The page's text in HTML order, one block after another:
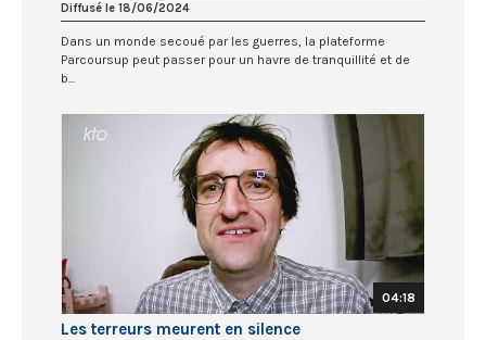
Diffusé le 18/06/2024
Dans un monde secoué par les guerres, la plateforme
Parcoursup peut passer pour un havre de tranquillité et de
b...
04:18
Les terreurs meurent en silence